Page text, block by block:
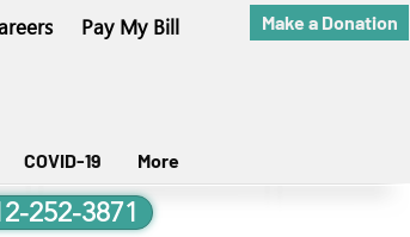
Pay My Bill Make a Donation
COVID-19 More
252-3871